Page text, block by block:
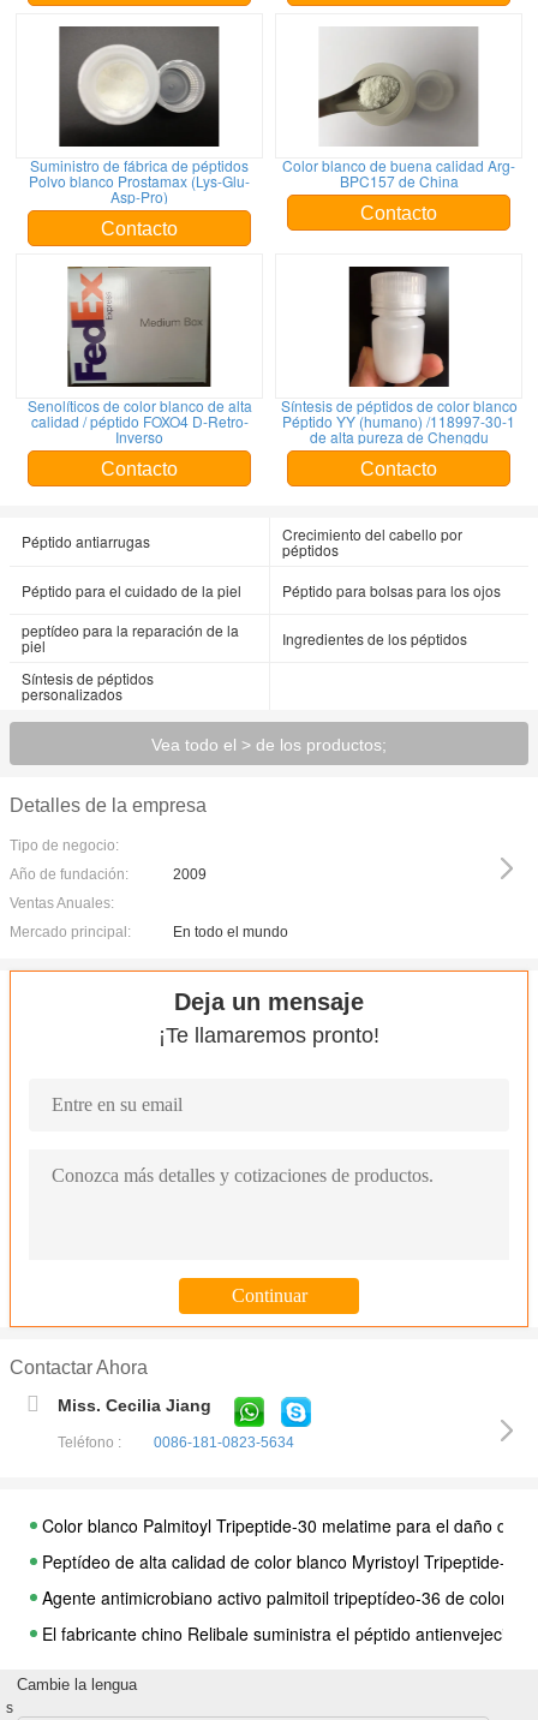
Suministro de fábrica de péptidos
Polvo blanco Prostamax (Lys-Glu-
Asp-Pro)
Contacto
Color blanco de buena calidad Arg-
BPC157 de China
Contacto
Senolíticos de color blanco de alta
calidad / péptido FOXO4 D-Retro-
Inverso
Contacto
Síntesis de péptidos de color blanco
Péptido YY (humano) /118997-30-1
de alta pureza de Chengdu
Contacto
Péptido antiarrugas Crecimiento del cabello por
péptidos
Péptido para el cuidado de la piel
Péptido para bolsas para los ojos
peptídeo para la reparación de la
piel
Ingredientes de los péptidos
Síntesis de péptidos
personalizados
Vea todo el > de los productos;
Detalles de la empresa
Tipo de negocio:
Año de fundación:
2009
Ventas Anuales:
Mercado principal:
En todo el mundo
Deja un mensaje
¡Te llamaremos pronto!
Contactar Ahora
Miss. Cecilia Jiang
Teléfono : 0086-181-0823-5634
Color blanco Palmitoyl Tripeptide-30 melatime para el daño del
Peptídeo de alta calidad de color blanco Myristoyl Tripeptide-31
Agente antimicrobiano activo palmitoil tripeptídeo-36 de color
El fabricante chino Relibale suministra el péptido
Cambie la lengua
s